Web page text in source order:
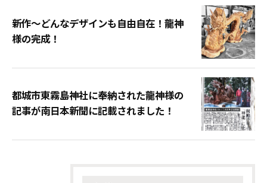
新作〜どんなデザインも自由自在！龍神
様の完成！
都城市東霧島神社に奉納された龍神様の
記事が南日本新聞に記載されました！